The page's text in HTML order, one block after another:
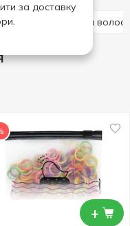
за доставку
Резинки для
+